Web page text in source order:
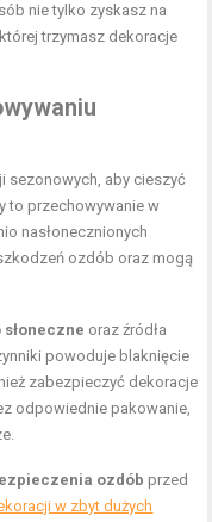
nie tylko zyskasz na
trzymasz dekoracje
sezonowych, aby cieszyć
to przechowywanie w
nasłonecznionych
ozdób oraz mogą
oraz źródła
powoduje blaknięcie
zabezpieczyć dekoracje
odpowiednie pakowanie,
ozdób przed
w zbyt dużych